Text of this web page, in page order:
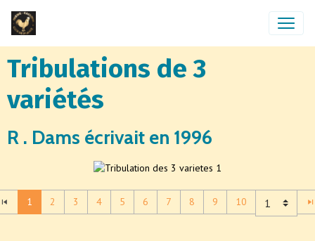
Tribulations de 3
variétés
R . Dams écrivait en 1996
1 2 3 4 5 6 7 8 9 10